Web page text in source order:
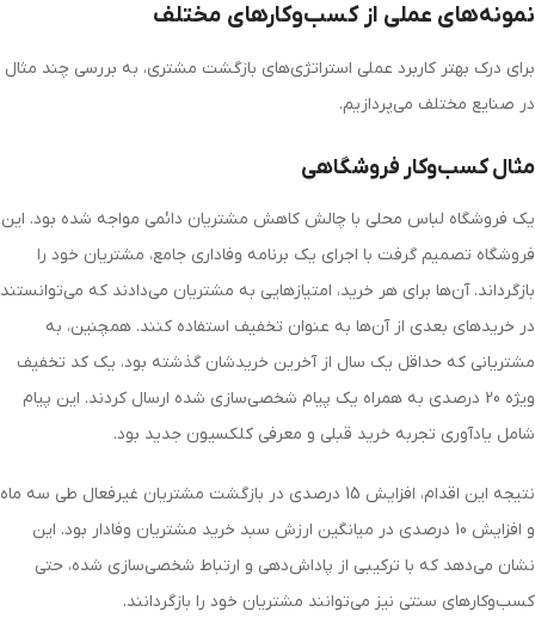
نمونه‌های عملی از کسب‌وکارهای مختلف
برای درک بهتر کاربرد عملی استراتژی‌های بازگشت مشتری، به بررسی چند مثال
در صنایع مختلف می‌پردازیم.
مثال کسب‌وکار فروشگاهی
یک فروشگاه لباس محلی با چالش کاهش مشتریان دائمی مواجه شده بود. این
فروشگاه تصمیم گرفت با اجرای یک برنامه وفاداری جامع، مشتریان خود را
بازگرداند. آن‌ها برای هر خرید، امتیازهایی به مشتریان می‌دادند که می‌توانستند
در خریدهای بعدی از آن‌ها به عنوان تخفیف استفاده کنند. همچنین، به
مشتریانی که حداقل یک سال از آخرین خریدشان گذشته بود، یک کد تخفیف
ویژه 20 درصدی به همراه یک پیام شخصی‌سازی شده ارسال کردند. این پیام
شامل یادآوری تجربه خرید قبلی و معرفی کلکسیون جدید بود.
نتیجه این اقدام، افزایش 15 درصدی در بازگشت مشتریان غیرفعال طی سه ماه
و افزایش 10 درصدی در میانگین ارزش سبد خرید مشتریان وفادار بود. این
نشان می‌دهد که با ترکیبی از پاداش‌دهی و ارتباط شخصی‌سازی شده، حتی
کسب‌وکارهای سنتی نیز می‌توانند مشتریان خود را بازگردانند.